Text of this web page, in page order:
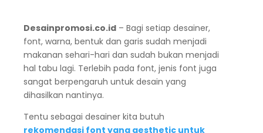
Desainpromosi.co.id– Bagi setiap desainer,
font, warna, bentuk dan garis sudah menjadi
makanan sehari-hari dan sudah bukan menjadi
hal tabu lagi. Terlebih pada font, jenis font juga
sangat berpengaruh untuk desain yang
dihasilkan nantinya.
Tentu sebagai desainer kita butuh
rekomendasi font yang aesthetic untuk